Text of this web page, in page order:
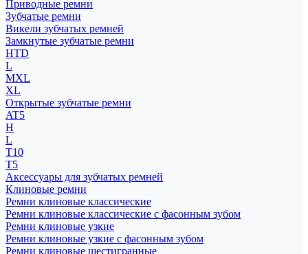
Приводные ремни
Зубчатые ремни
Викели зубчатых ремней
Замкнутые зубчатые ремни
HTD
L
MXL
XL
Открытые зубчатые ремни
AT5
H
L
T10
T5
Аксессуары для зубчатых ремней
Клиновые ремни
Ремни клиновые классические
Ремни клиновые классические с фасонным зубом
Ремни клиновые узкие
Ремни клиновые узкие с фасонным зубом
Ремни клиновые шестигранные